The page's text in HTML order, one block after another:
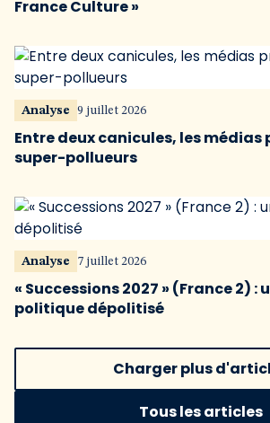
France Culture »
Analyse 9 juillet 2026
Entre deux canicules, les médias
super-pollueurs
Analyse 7 juillet 2026
« Successions 2027 » (France 2) :
politique dépolitisé
Charger plus
Tous les articles